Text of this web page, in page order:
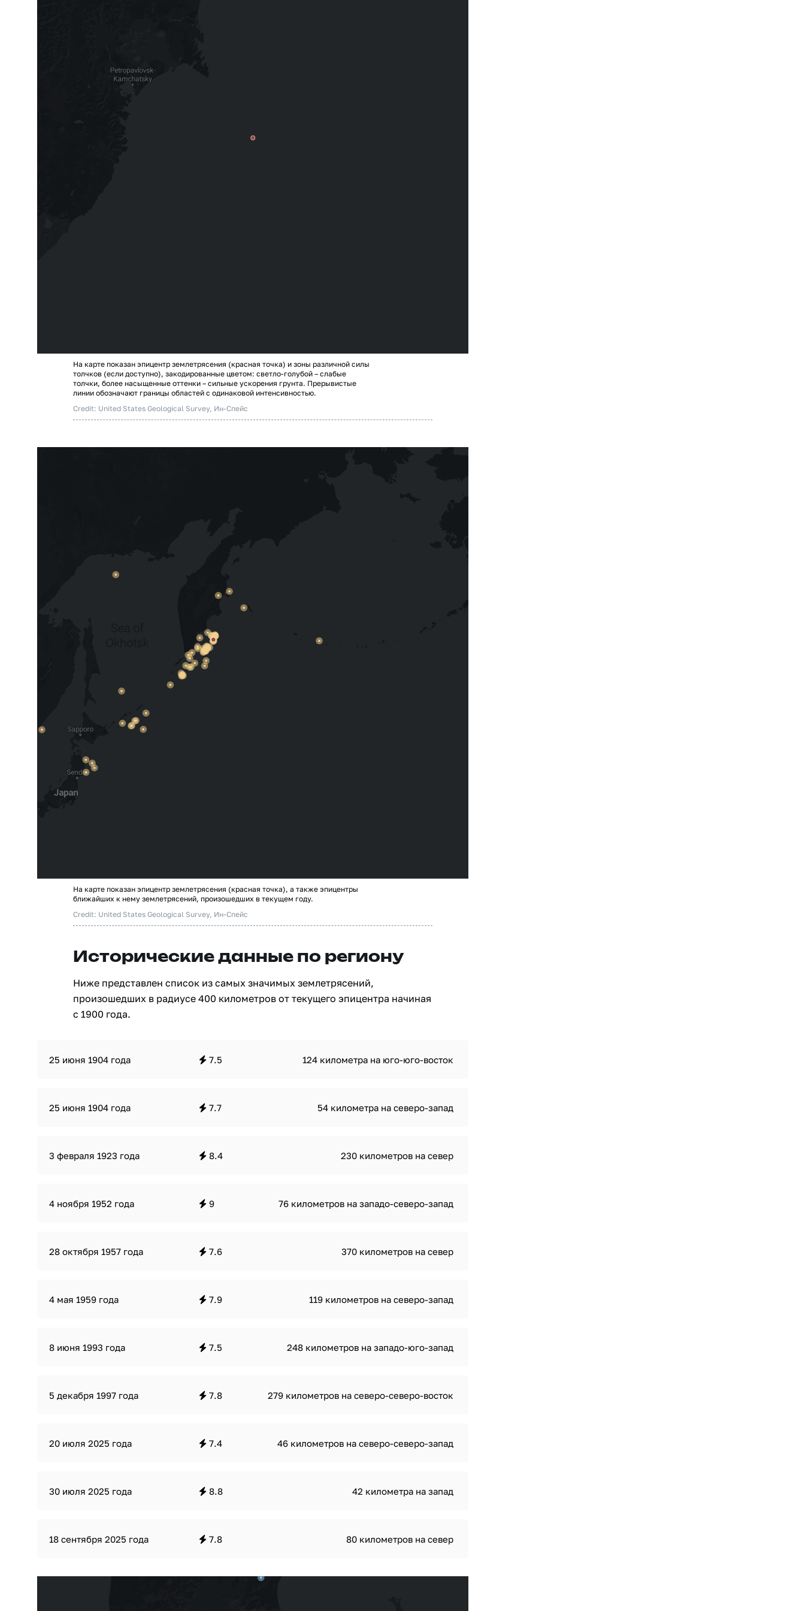
На карте показан эпицентр землетрясения (красная точка) и зоны различной силы
толчков (если доступно), закодированные цветом: светло-голубой – слабые
толчки, более насыщенные оттенки – сильные ускорения грунта. Прерывистые
линии обозначают границы областей с одинаковой интенсивностью.
Credit: United States Geological Survey, Ин-Спейс
На карте показан эпицентр землетрясения (красная точка), а также эпицентры
ближайших к нему землетрясений, произошедших в текущем году.
Credit: United States Geological Survey, Ин-Спейс
Исторические данные по региону
Ниже представлен список из самых значимых землетрясений,
произошедших в радиусе 400 километров от текущего эпицентра начиная
с 1900 года.
25 июня 1904 года 7.5 124 километра на юго-юго-восток
25 июня 1904 года 7.7 54 километра на северо-запад
3 февраля 1923 года 8.4 230 километров на север
4 ноября 1952 года 9 76 километров на западо-северо-запад
28 октября 1957 года 7.6 370 километров на север
4 мая 1959 года 7.9 119 километров на северо-запад
8 июня 1993 года 7.5 248 километров на западо-юго-запад
5 декабря 1997 года 7.8 279 километров на северо-северо-восток
20 июля 2025 года 7.4 46 километров на северо-северо-запад
30 июля 2025 года 8.8 42 километра на запад
18 сентября 2025 года 7.8 80 километров на север